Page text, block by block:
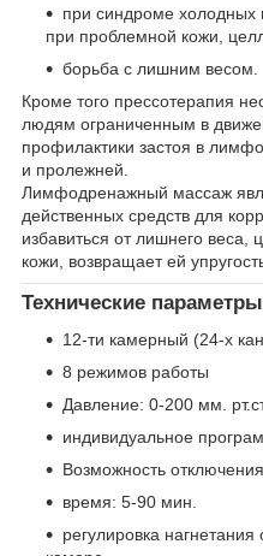
при синдроме холодных
при проблемной кожи,
борьба с лишним весом.
Кроме того прессотерапия
людям ограниченным в
профилактики застоя в
и пролежней.
Лимфодренажный массаж
действенных средств для
избавиться от лишнего
кожи, возвращает ей
Технические
12-ти камерный (24-х
8 режимов работы
Давление: 0-200 мм.
индивидуальное
Возможность
время: 5-90 мин.
регулировка